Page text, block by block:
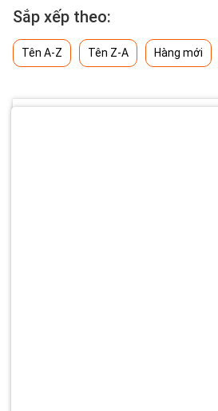
Sắp xếp theo:
Tên A-Z Tên Z-A Hàng mới